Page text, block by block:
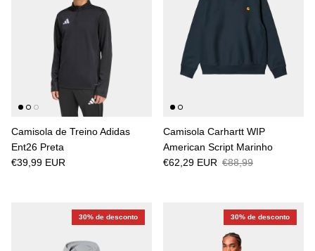
Camisola de Treino Adidas
Ent26 Preta
€39,99 EUR
Camisola Carhartt WIP
American Script Marinho
€62,29 EUR €88,99
30% de desconto 30% de desconto